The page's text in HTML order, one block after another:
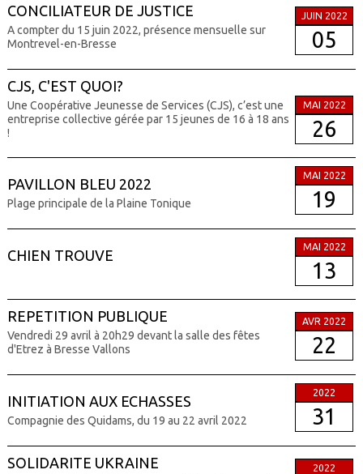
CONCILIATEUR DE JUSTICE
A compter du 15 juin 2022, présence mensuelle sur
Montrevel-en-Bresse
JUIN 2022
05
CJS, C'EST QUOI?
Une Coopérative Jeunesse de Services (CJS), c’est une
entreprise collective gérée par 15 jeunes de 16 à 18 ans
!
MAI 2022
26
PAVILLON BLEU 2022
Plage principale de la Plaine Tonique
MAI 2022
19
CHIEN TROUVE
MAI 2022
13
REPETITION PUBLIQUE
Vendredi 29 avril à 20h29 devant la salle des fêtes
d'Etrez à Bresse Vallons
AVR 2022
22
INITIATION AUX ECHASSES
Compagnie des Quidams, du 19 au 22 avril 2022
2022
31
SOLIDARITE UKRAINE 2022